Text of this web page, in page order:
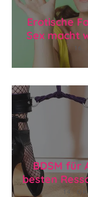
Erotische
Sex macht
BDSM für
besten
14.